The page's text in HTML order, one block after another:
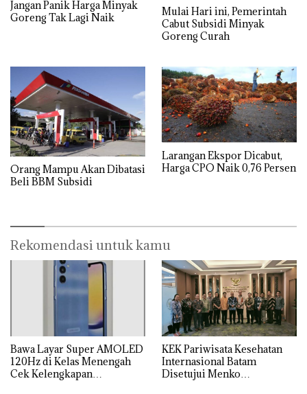
Jangan Panik Harga Minyak
Goreng Tak Lagi Naik
Mulai Hari ini, Pemerintah
Cabut Subsidi Minyak
Goreng Curah
Orang Mampu Akan Dibatasi
Beli BBM Subsidi
Larangan Ekspor Dicabut,
Harga CPO Naik 0,76 Persen
Rekomendasi untuk kamu
Bawa Layar Super AMOLED
120Hz di Kelas Menengah
Cek Kelengkapan
KEK Pariwisata Kesehatan
Internasional Batam
Disetujui Menko